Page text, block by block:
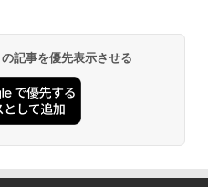
記事を優先表示させる